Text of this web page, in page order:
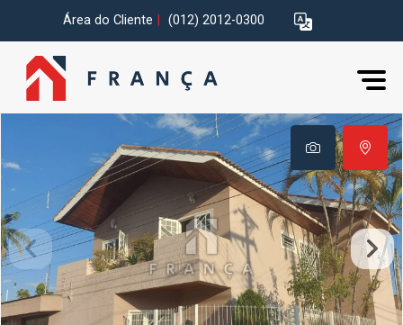
Área do Cliente (012) 2012-0300